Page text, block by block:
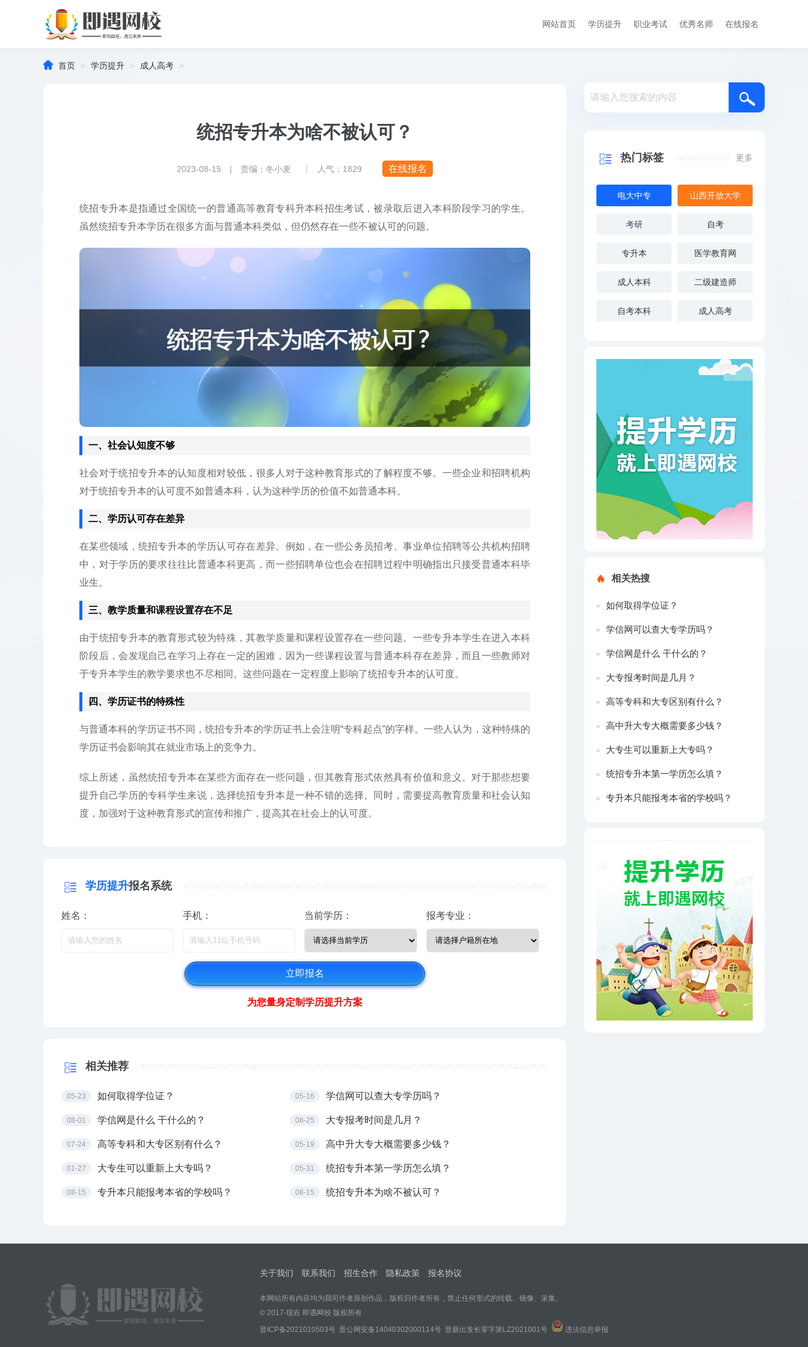
网站首页 学历提升 职业考试 优秀名师 在线报名
 首页 > 学历提升 > 成人高考 >
统招专升本为啥不被认可？
2023-08-15 | 责编：冬小麦 人气： 1829 在线报名
统招专升本是指通过全国统一的普通高等教育专科升本科招生考试，被录取后进入本科阶段学习的学生。
虽然统招专升本学历在很多方面与普通本科类似，但仍然存在一些不被认可的问题。
一、社会认知度不够
社会对于统招专升本的认知度相对较低，很多人对于这种教育形式的了解程度不够。一些企业和招聘机构
对于统招专升本的认可度不如普通本科，认为这种学历的价值不如普通本科。
二、学历认可存在差异
在某些领域，统招专升本的学历认可存在差异。例如，在一些公务员招考、事业单位招聘等公共机构招聘
中，对于学历的要求往往比普通本科更高，而一些招聘单位也会在招聘过程中明确指出只接受普通本科毕
业生。
三、教学质量和课程设置存在不足
由于统招专升本的教育形式较为特殊，其教学质量和课程设置存在一些问题。一些专升本学生在进入本科
阶段后，会发现自己在学习上存在一定的困难，因为一些课程设置与普通本科存在差异，而且一些教师对
于专升本学生的教学要求也不尽相同。这些问题在一定程度上影响了统招专升本的认可度。
四、学历证书的特殊性
与普通本科的学历证书不同，统招专升本的学历证书上会注明“专科起点”的字样。一些人认为，这种特殊的
学历证书会影响其在就业市场上的竞争力。
综上所述，虽然统招专升本在某些方面存在一些问题，但其教育形式依然具有价值和意义。对于那些想要
提升自己学历的专科学生来说，选择统招专升本是一种不错的选择。同时，需要提高教育质量和社会认知
度，加强对于这种教育形式的宣传和推广，提高其在社会上的认可度。
学历提升报名系统
姓名： 手机： 当前学历： 报考专业：
为您量身定制学历提升方案
相关推荐
05-23 如何取得学位证？ 05-16 学信网可以查大专学历吗？
08-01 学信网是什么 干什么的？ 08-25 大专报考时间是几月？
07-24 高等专科和大专区别有什么？ 05-19 高中升大专大概需要多少钱？
01-27 大专生可以重新上大专吗？ 05-31 统招专升本第一学历怎么填？
08-15 专升本只能报考本省的学校吗？ 08-15 统招专升本为啥不被认可？
热门标签 更多
电大中专 山西开放大学
考研 自考
专升本 医学教育网
成人本科 二级建造师
自考本科 成人高考
相关热搜
如何取得学位证？
学信网可以查大专学历吗？
学信网是什么 干什么的？
大专报考时间是几月？
高等专科和大专区别有什么？
高中升大专大概需要多少钱？
大专生可以重新上大专吗？
统招专升本第一学历怎么填？
专升本只能报考本省的学校吗？
关于我们 联系我们 招生合作 隐私政策 报名协议
本网站所有内容均为我司作者原创作品，版权归作者所有，禁止任何形式的转载、镜像、采集。
© 2017-现在 即遇网校 版权所有
晋ICP备2021010503号 晋公网安备14040302000114号 晋新出发长零字第LZ2021001号 违法信息举报